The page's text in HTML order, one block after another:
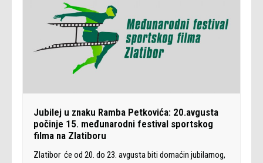
Jubilej u znaku Ramba Petkovića: 20.avgusta
počinje 15. međunarodni festival sportskog
filma na Zlatiboru
Zlatibor će od 20. do 23. avgusta biti domaćin jubilarnog,